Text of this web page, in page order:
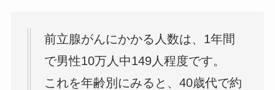
前立腺がんにかかる人数は、1年間
で男性10万人中149人程度です。
これを年齢別にみると、40歳代で約